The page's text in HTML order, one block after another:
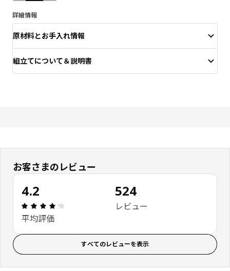
詳細情報
原材料とお手入れ情報
組立てについて＆説明書
お客さまのレビュー
4.2
レビュー: 4.2 5 星の数 総レビュー: 524
平均評価
524
レビュー
すべてのレビューを表示